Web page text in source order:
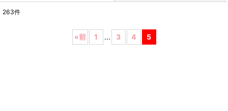
263件
«前 1 ... 3 4 5